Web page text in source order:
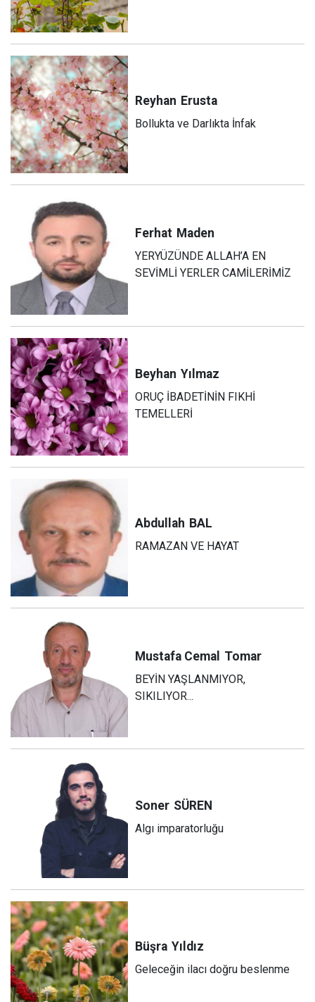
Reyhan Erusta
Bollukta ve Darlıkta İnfak
Ferhat Maden
YERYÜZÜNDE ALLAH’A EN
SEVİMLİ YERLER CAMİLERİMİZ
Beyhan Yılmaz
ORUÇ İBADETİNİN FIKHİ
TEMELLERİ
Abdullah BAL
RAMAZAN VE HAYAT
Mustafa Cemal Tomar
BEYİN YAŞLANMIYOR,
SIKILIYOR...
Soner SÜREN
Algı imparatorluğu
Büşra Yıldız
Geleceğin ilacı doğru beslenme